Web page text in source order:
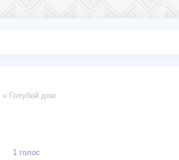
» Голубой дом
1 голос